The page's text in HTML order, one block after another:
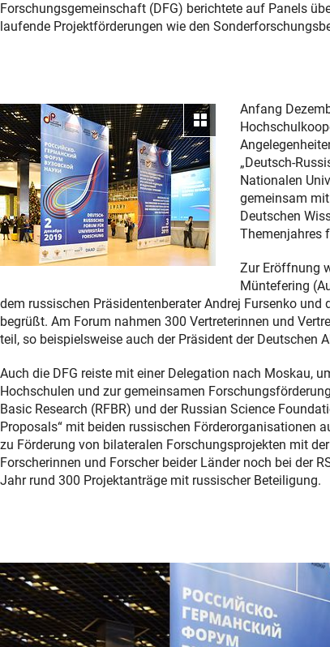
Forschungsgemeinschaft (DFG) berichtete auf Panels
laufende Projektförderungen wie den
Galerie ansehen
Anfang
„Deutsch-
Nationalen
gemeinsam
Deutschen
Themenjahres
Zur Eröffnung
Müntefering
dem russischen Präsidentenberater Andrej Fursenko
begrüßt. Am Forum nahmen 300 Vertreterinnen und
teil, so beispielsweise auch der Präsident der Deutschen
Auch die DFG reiste mit einer Delegation nach Moskau,
Hochschulen und zur gemeinsamen
Basic Research (RFBR) und der Russian Science
Proposals“ mit beiden russischen Förderorganisationen
zu Förderung von bilateralen Forschungsprojekten mit
Forscherinnen und Forscher beider Länder noch bei der
Jahr rund 300 Projektanträge mit russischer Beteiligung.